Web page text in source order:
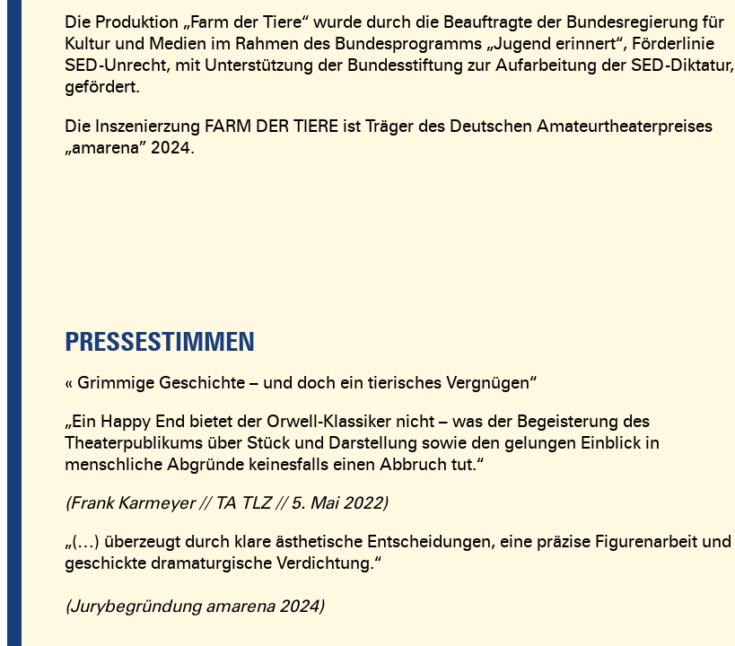
Die Produktion „Farm der Tiere“ wurde durch die Beauftragte der Bundesregierung für
Kultur und Medien im Rahmen des Bundesprogramms „Jugend erinnert“, Förderlinie
SED-Unrecht, mit Unterstützung der Bundesstiftung zur Aufarbeitung der SED-Diktatur,
gefördert.
Die Inszenierzung FARM DER TIERE ist Träger des Deutschen Amateurtheaterpreises
„amarena” 2024.
PRESSESTIMMEN
« Grimmige Geschichte – und doch ein tierisches Vergnügen“
„Ein Happy End bietet der Orwell-Klassiker nicht – was der Begeisterung des
Theaterpublikums über Stück und Darstellung sowie den gelungen Einblick in
menschliche Abgründe keinesfalls einen Abbruch tut.“
(Frank Karmeyer // TA TLZ // 5. Mai 2022)
„(…) überzeugt durch klare ästhetische Entscheidungen, eine präzise Figurenarbeit und
geschickte dramaturgische Verdichtung.“
(Jurybegründung amarena 2024)